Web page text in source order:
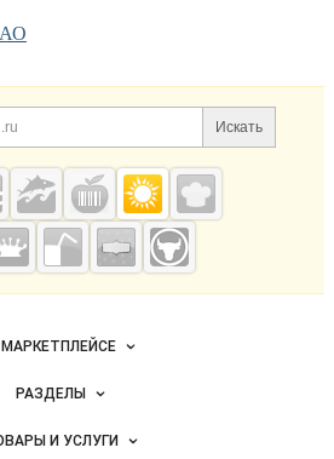
АО
информация
Поиск по сайту и
Искать
полезные проекты
Grainboard.ru
— зерно и
мука
и контакты
Grainboard.ru
рекламы
РАЗДЕЛЫ
Объявления
И УСЛУГИ